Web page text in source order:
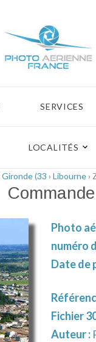
SERVICES
LOCALITÉS
Gironde (33 › Libourne›
Commande
Photo
numéro
Date de
Fichier
Auteur :